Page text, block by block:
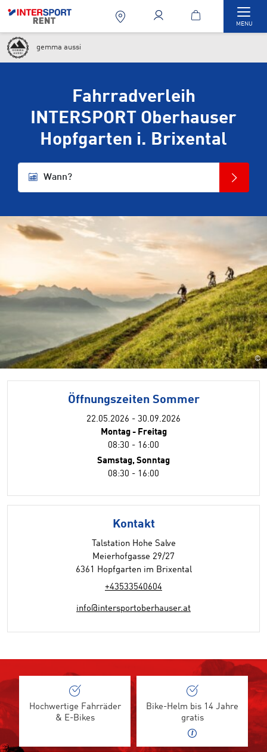
MENU
gemma aussi
Fahrradverleih
INTERSPORT Oberhauser
Hopfgarten i. Brixental
Wann?
©
Öffnungszeiten Sommer
22.05.2026 - 30.09.2026
Montag - Freitag
08:30 - 16:00
Samstag, Sonntag
08:30 - 16:00
Kontakt
Talstation Hohe Salve
Meierhofgasse 29/27
6361 Hopfgarten im Brixental
+43533540604
info@intersportoberhauser.at
Hochwertige Fahrräder
& E-Bikes
Bike-Helm bis 14 Jahre
gratis